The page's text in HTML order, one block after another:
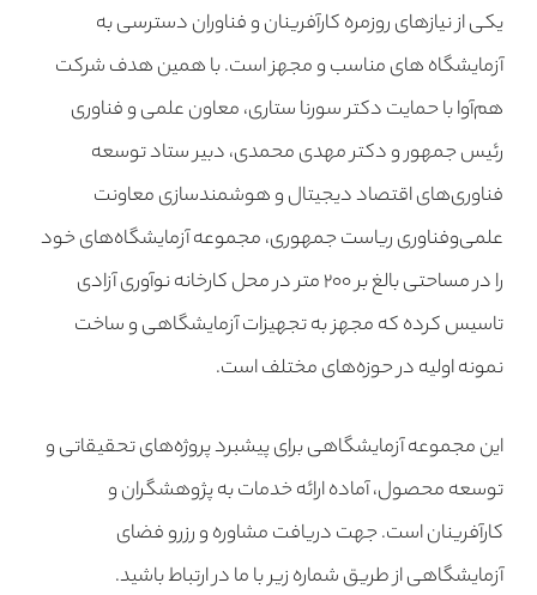
یکی از نیازهای روزمره کارآفرینان و فناوران دسترسی به
آزمایشگاه های مناسب و مجهز است. با همین هدف شرکت
هم‌آوا با حمایت دکتر سورنا ستاری، معاون علمی و فناوری
رئیس جمهور و دکتر مهدی محمدی، دبیر ستاد توسعه
فناوری‌های اقتصاد دیجیتال و هوشمند‌سازی معاونت
علمی‌و‌فناوری ریاست جمهوری، مجموعه آزمایشگاه‌های خود
را در مساحتی بالغ بر ۲۰۰ متر در محل کارخانه نوآوری آزادی
تاسیس کرده که مجهز به تجهیزات آزمایشگاهی و ساخت
نمونه اولیه در حوزه‌های مختلف است.
این مجموعه آزمایشگاهی برای پیشبرد پروژه‌های تحقیقاتی و
توسعه محصول، آماده ارائه خدمات به پژوهشگران و
کارآفرینان است. جهت دریافت مشاوره و رزرو فضای
آزمایشگاهی از طریق شماره زیر با ما در ارتباط باشید.